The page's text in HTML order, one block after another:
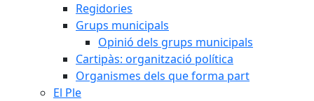
Regidories
Grups municipals
Opinió dels grups municipals
Cartipàs: organització política
Organismes dels que forma part
El Ple